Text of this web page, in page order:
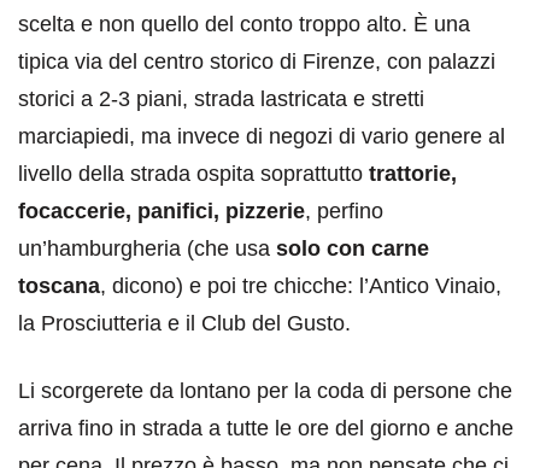
scelta e non quello del conto troppo alto. È una
tipica via del centro storico di Firenze, con palazzi
storici a 2-3 piani, strada lastricata e stretti
marciapiedi, ma invece di negozi di vario genere al
livello della strada ospita soprattutto trattorie,
focaccerie, panifici, pizzerie, perfino
un’hamburgheria (che usa solo con carne
toscana, dicono) e poi tre chicche: l’Antico Vinaio,
la Prosciutteria e il Club del Gusto.
Li scorgerete da lontano per la coda di persone che
arriva fino in strada a tutte le ore del giorno e anche